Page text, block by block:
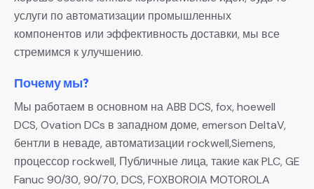
услуги по автоматизации промышленных
компонентов или эффективность доставки, мы все
стремимся к улучшению.
Почему мы?
Мы работаем в основном на ABB DCS, fox, hoewell
DCS, Ovation DCs в западном доме, emerson DeltaV,
бентли в неваде, автоматизации rockwell,Siemens,
процессор rockwell, Публичные лица, такие как PLC, GE
Fanuc 90/30, 90/70, DCS, FOXBOROIA MOTOROLA